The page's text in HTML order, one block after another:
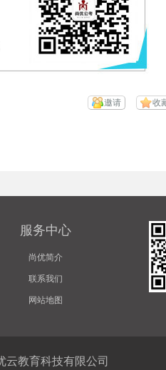
收
邀请
服务中心
尚优简介
联系我们
网站地图
云教育科技有限公司